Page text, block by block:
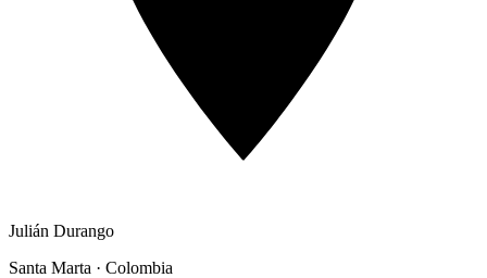
Julián Durango
Santa Marta · Colombia